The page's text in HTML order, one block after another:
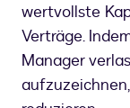
wertvollste
Verträge.
Manager